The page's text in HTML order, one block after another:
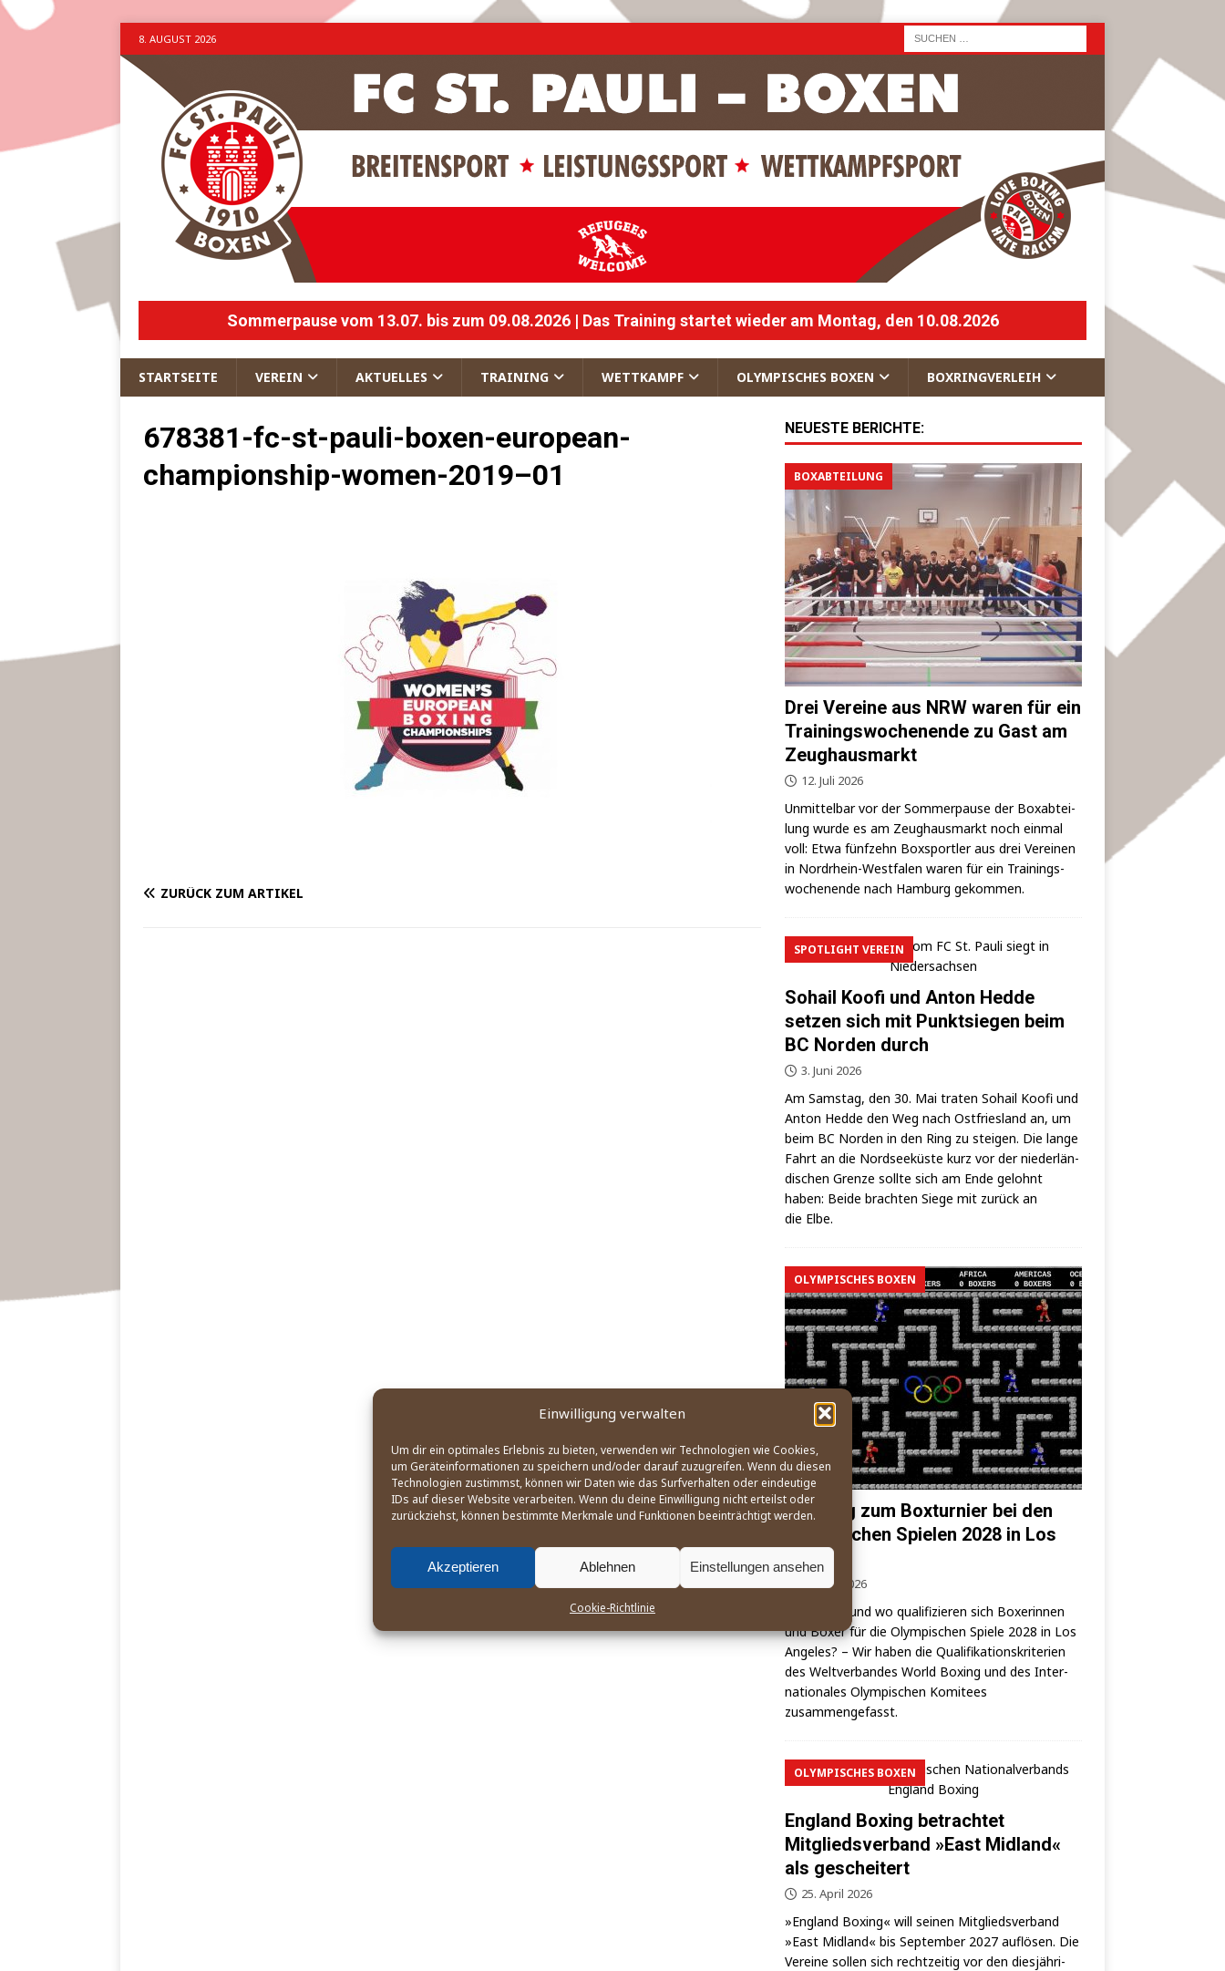
Einwilligung verwalten
Um dir ein optimales Erlebnis zu bieten, verwenden wir Technologien wie Cookies,
um Geräteinformationen zu speichern und/oder darauf zuzugreifen. Wenn du diesen
Technologien zustimmst, können wir Daten wie das Surfverhalten oder eindeutige
IDs auf dieser Website verarbeiten. Wenn du deine Einwilligung nicht erteilst oder
zurückziehst, können bestimmte Merkmale und Funktionen beeinträchtigt werden.
Akzeptieren Ablehnen Einstellungen ansehen
Cookie-Richtlinie
8. AUGUST 2026
Sommerpause vom 13.07. bis zum 09.08.2026 | Das Training startet wieder am Montag, den 10.08.2026
STARTSEITE VEREIN AKTUELLES TRAINING WETTKAMPF OLYMPISCHES BOXEN BOXRINGVERLEIH
678381-fc-st-pauli-boxen-european-
championship-women-2019–01
ZURÜCK ZUM ARTIKEL
NEUESTE BERICHTE:
BOXABTEILUNG
Drei Vereine aus NRW waren für ein
Trainingswochenende zu Gast am
Zeughausmarkt
12. Juli 2026
Unmit­tel­bar vor der Som­mer­pau­se der Box­ab­tei­
lung wur­de es am Zeug­haus­markt noch ein­mal
voll: Etwa fünf­zehn Box­sport­ler aus drei Ver­ei­nen
in Nord­rhein-West­fa­len waren für ein Trai­nings­
wo­chen­en­de nach Ham­burg gekommen.
SPOTLIGHT VEREIN
Sohail Koofi und Anton Hedde
setzen sich mit Punktsiegen beim
BC Norden durch
3. Juni 2026
Am Sams­tag, den 30. Mai tra­ten Sohail Koo­fi und
Anton Hed­de den Weg nach Ost­fries­land an, um
beim BC Nor­den in den Ring zu stei­gen. Die lan­ge
Fahrt an die Nord­see­küs­te kurz vor der nie­der­län­
di­schen Gren­ze soll­te sich am Ende gelohnt
haben: Bei­de brach­ten Sie­ge mit zurück an
die Elbe.
OLYMPISCHES BOXEN
Der Weg zum Boxturnier bei den
Olympischen Spielen 2028 in Los
Angeles
21. Mai 2026
Wie, wann und wo qua­li­fi­zie­ren sich Boxe­rin­nen
und Boxer für die Olym­pi­schen Spie­le 2028 in Los
Ange­les? – Wir haben die Qua­li­fi­ka­ti­ons­kri­te­ri­en
des Welt­ver­ban­des World Boxing und des Inter­
na­tio­na­les Olym­pi­schen Komi­tees
zusammengefasst.
OLYMPISCHES BOXEN
England Boxing betrachtet
Mitgliedsverband »East Midland«
als gescheitert
25. April 2026
»Eng­land Boxing« will sei­nen Mit­glieds­ver­band
»East Mid­land« bis Sep­tem­ber 2027 auf­lö­sen. Die
Ver­ei­ne sol­len sich recht­zei­tig vor den dies­jäh­ri­